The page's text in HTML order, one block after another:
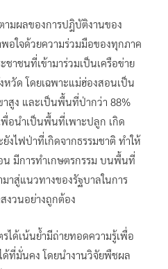
มผลของการปฎิบัติงานของ
อใจด้วยความร่วมมือของทุกภาค
าชนที่เข้ามาร่วมเป็นเครือข่าย
หวัด โดยเฉพาะแม่ฮ่องสอนเป็น
สูง และเป็นพื้นที่ป่ากว่า 88%
อนำเป็นพื้นที่เพาะปลูก เกิด
งไฟป่าที่เกิดจากธรรมชาติ ทำให้
มีการทำเกษตรกรรม บนพื้นที่
าสู่แนวทางของรัฐบาลในการ
วนอย่างถูกต้อง
ได้เน้นย้ำมีถ่ายทอดความรู้เพื่อ
ด้ที่มั่นคง โดยนำงานวิจัยพืชผล